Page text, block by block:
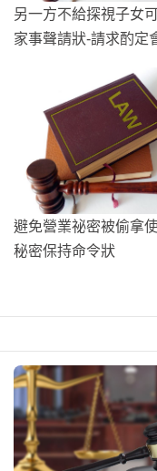
另一方不給探視子女
家事聲請狀-請求酌定
避免營業祕密被偷拿
秘密保持命令狀